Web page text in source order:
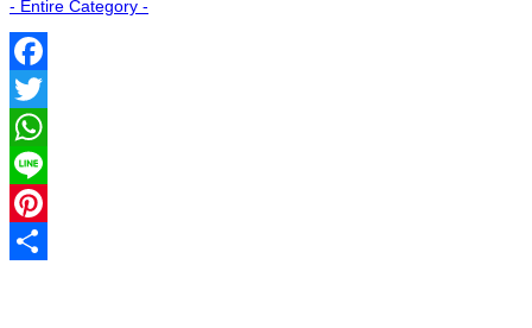
- Entire Category -
Facebook
Twitter
WhatsApp
Line
Pinterest